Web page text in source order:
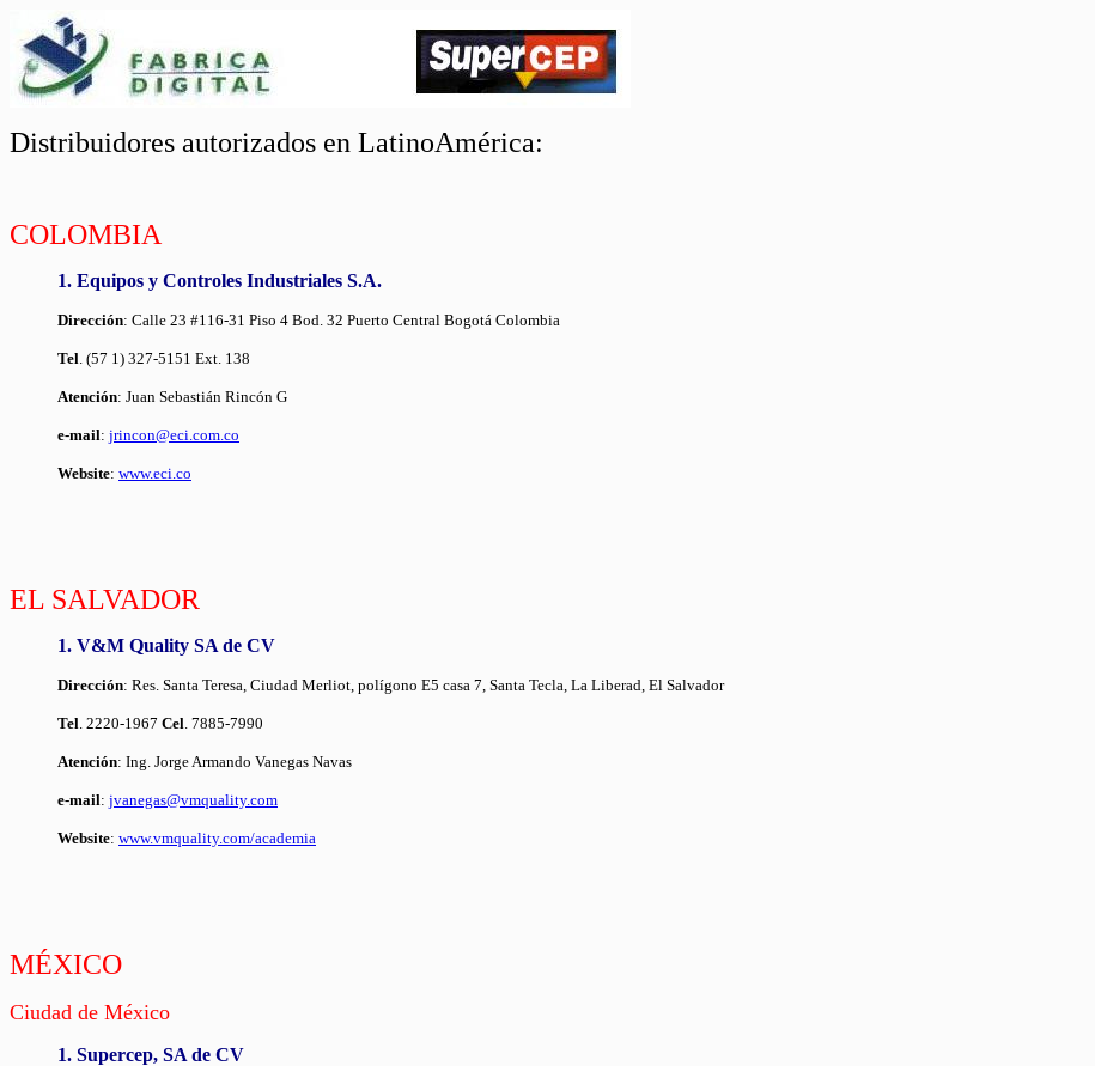
Distribuidores autorizados en LatinoAmérica:
COLOMBIA
1. Equipos y Controles Industriales S.A.
Dirección: Calle 23 #116-31 Piso 4 Bod. 32 Puerto Central Bogotá Colombia
Tel. (57 1) 327-5151 Ext. 138
Atención: Juan Sebastián Rincón G
e-mail: jrincon@eci.com.co
Website: www.eci.co
EL SALVADOR
1. V&M Quality SA de CV
Dirección: Res. Santa Teresa, Ciudad Merliot, polígono E5 casa 7, Santa Tecla, La Liberad, El Salvador
Tel. 2220-1967 Cel. 7885-7990
Atención: Ing. Jorge Armando Vanegas Navas
e-mail: jvanegas@vmquality.com
Website: www.vmquality.com/academia
MÉXICO
Ciudad de México
1. Supercep, SA de CV